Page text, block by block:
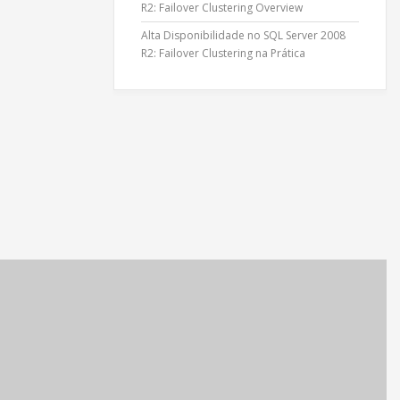
R2: Failover Clustering Overview
Alta Disponibilidade no SQL Server 2008
R2: Failover Clustering na Prática